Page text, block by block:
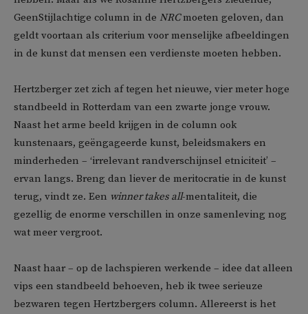
GeenStijlachtige column in de NRCmoeten geloven, dan
geldt voortaan als criterium voor menselijke afbeeldingen
in de kunst dat mensen een verdienste moeten hebben.
Hertzberger zet zich af tegen het nieuwe, vier meter hoge
standbeeld in Rotterdam van een zwarte jonge vrouw.
Naast het arme beeld krijgen in de column ook
kunstenaars, geëngageerde kunst, beleidsmakers en
minderheden – ‘irrelevant randverschijnsel etniciteit’ –
ervan langs. Breng dan liever de meritocratie in de kunst
terug, vindt ze. Een winner takes all-mentaliteit, die
gezellig de enorme verschillen in onze samenleving nog
wat meer vergroot.
Naast haar – op de lachspieren werkende – idee dat alleen
vips een standbeeld behoeven, heb ik twee serieuze
bezwaren tegen Hertzbergers column. Allereerst is het